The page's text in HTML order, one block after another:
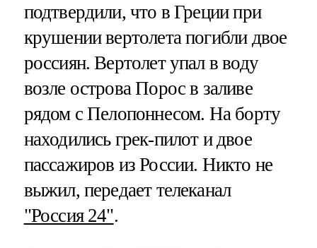
подтвердили, что в Греции при
крушении вертолета погибли двое
россиян. Вертолет упал в воду
возле острова Порос в заливе
рядом с Пелопоннесом. На борту
находились грек-пилот и двое
пассажиров из России. Никто не
выжил, передает телеканал
"Россия 24".